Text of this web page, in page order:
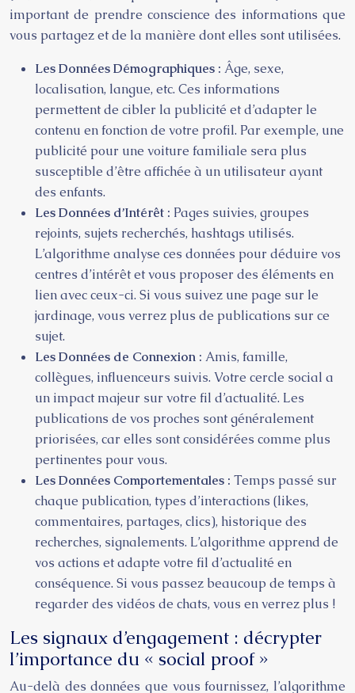
important de prendre conscience des informations que
vous partagez et de la manière dont elles sont utilisées.
Les Données Démographiques : Âge, sexe,
localisation, langue, etc. Ces informations
permettent de cibler la publicité et d’adapter le
contenu en fonction de votre profil. Par exemple, une
publicité pour une voiture familiale sera plus
susceptible d’être affichée à un utilisateur ayant
des enfants.
Les Données d’Intérêt : Pages suivies, groupes
rejoints, sujets recherchés, hashtags utilisés.
L’algorithme analyse ces données pour déduire vos
centres d’intérêt et vous proposer des éléments en
lien avec ceux-ci. Si vous suivez une page sur le
jardinage, vous verrez plus de publications sur ce
sujet.
Les Données de Connexion : Amis, famille,
collègues, influenceurs suivis. Votre cercle social a
un impact majeur sur votre fil d’actualité. Les
publications de vos proches sont généralement
priorisées, car elles sont considérées comme plus
pertinentes pour vous.
Les Données Comportementales : Temps passé sur
chaque publication, types d’interactions (likes,
commentaires, partages, clics), historique des
recherches, signalements. L’algorithme apprend de
vos actions et adapte votre fil d’actualité en
conséquence. Si vous passez beaucoup de temps à
regarder des vidéos de chats, vous en verrez plus !
Les signaux d’engagement : décrypter
l’importance du « social proof »
Au-delà des données que vous fournissez, l’algorithme